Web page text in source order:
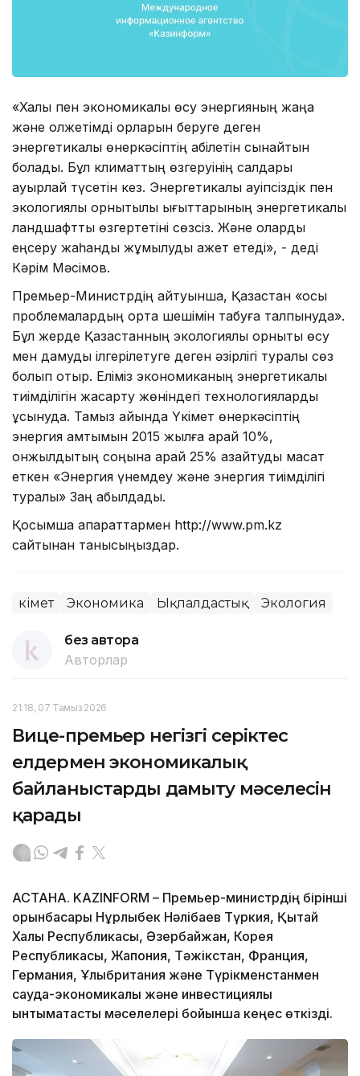
«Халық пен экономикалық өсу энергияның жаңа
және қолжетімді қорларын беруге деген
энергетикалық өнеркәсіптің қабілетін сынайтын
болады. Бұл климаттың өзгеруінің салдары
ауырлай түсетін кез. Энергетикалық қауіпсіздік пен
экологиялық орнықтылық ығыттарының энергетикалық
ландшафтты өзгертетіні сөзсіз. Және оларды
еңсеру жаһандық жұмылуды қажет етеді», - деді
Кәрім Мәсімов.
Премьер-Министрдің айтуынша, Қазақстан «осы
проблемалардың ортақ шешімін табуға талпынуда».
Бұл жерде Қазақстанның экологиялық орнықты өсу
мен дамуды ілгерілетуге деген әзірлігі туралы сөз
болып отыр. Еліміз экономиканың энергетикалық
тиімділігін жақсарту жөніндегі технологияларды
ұсынуда. Тамыз айында Үкімет өнеркәсіптің
энергия қамтымын 2015 жылға қарай 10%,
онжылдықтың соңына қарай 25% азайтуды мақсат
еткен «Энергия үнемдеу және энергия тиімділігі
туралы» Заң қабылдады.
Қосымша ақпараттармен http://www.pm.kz
сайтынан танысыңыздар.
Үкімет Экономика Ықпалдастық Экология
без автора
Авторлар
21:18, 07 Тамыз 2026
Вице-премьер негізгі серіктес
елдермен экономикалық
байланыстарды дамыту мәселесін
қарады
АСТАНА. KAZINFORM – Премьер-министрдің бірінші
орынбасары Нұрлыбек Нәлібаев Түркия, Қытай
Халық Республикасы, Әзербайжан, Корея
Республикасы, Жапония, Тәжікстан, Франция,
Германия, Ұлыбритания және Түрікменстанмен
сауда-экономикалық және инвестициялық
ынтымақтастық мәселелері бойынша кеңес өткізді.